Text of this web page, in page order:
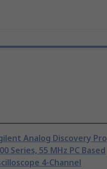
Analog Discovery Pro
Series, 55 MHz PC Based
4-Channel